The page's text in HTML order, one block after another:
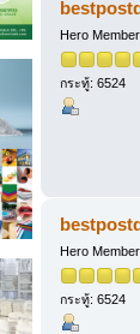
Hero Member
กระทู้: 6524
Hero Member
กระทู้: 6524